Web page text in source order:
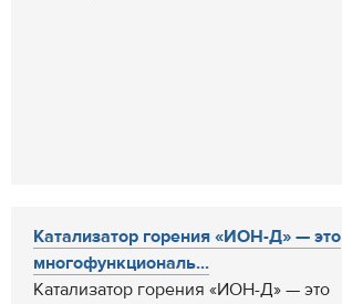
Катализатор горения «ИОН-Д» — это
многофункциональ...
Катализатор горения «ИОН-Д» — это